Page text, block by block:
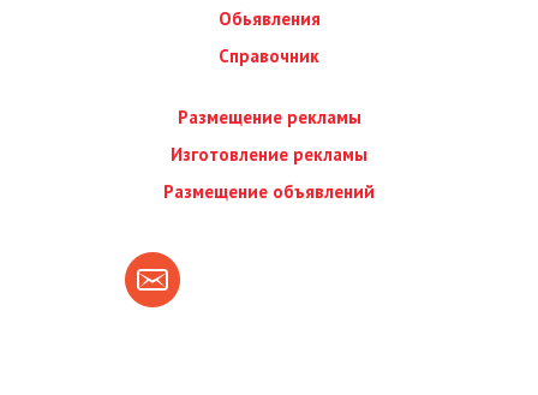
Обьявления
Справочник
Размещение рекламы
Изготовление рекламы
Размещение объявлений